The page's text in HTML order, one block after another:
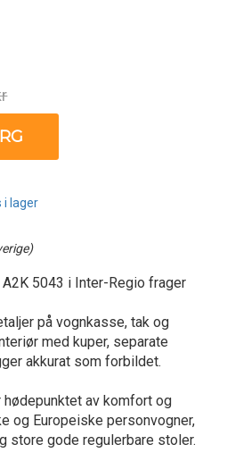
i lager
5043 i Inter-Regio frager
på vognkasse, tak og
med kuper, separate
akkurat som forbildet.
av komfort og
og Europeiske personvogner,
store gode regulerbare stoler.